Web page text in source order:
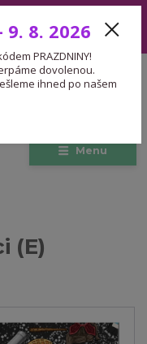
přijaté v tomto období
návratu.☀️💜
Menu
CZK
(E)
9. 8. 2026
PRAZDNINY!
dovolenou.
ihned po našem